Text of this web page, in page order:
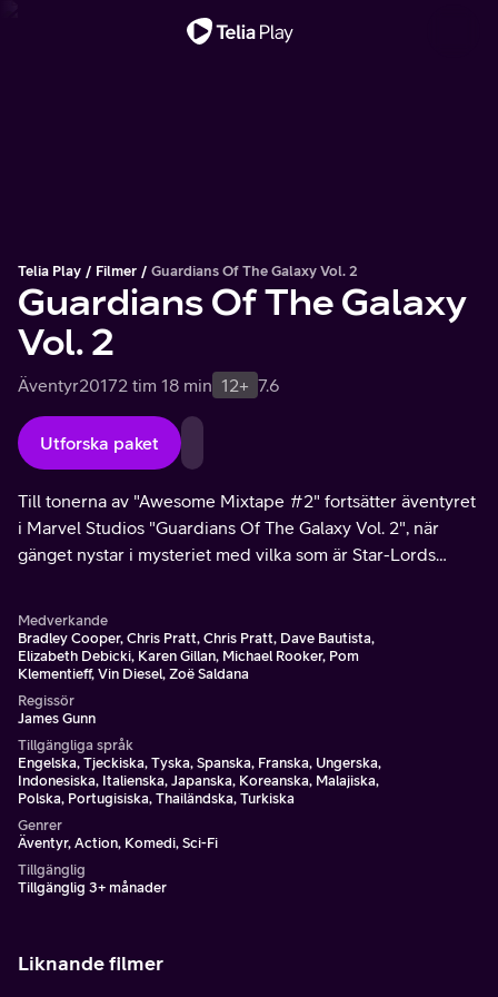
Telia Play Filmer Guardians Of The Galaxy Vol. 2
Guardians Of The Galaxy
Vol. 2
Äventyr20172 tim 18 min 12+ 7.6
Utforska paket
Till tonerna av "Awesome Mixtape #2" fortsätter äventyret
i Marvel Studios "Guardians Of The Galaxy Vol. 2", när
gänget nystar i mysteriet med vilka som är Star-Lords
Medverkande
Bradley Cooper, Chris Pratt, Chris Pratt, Dave Bautista,
Elizabeth Debicki, Karen Gillan, Michael Rooker, Pom
Klementieff, Vin Diesel, Zoë Saldana
Regissör
James Gunn
Tillgängliga språk
Engelska, Tjeckiska, Tyska, Spanska, Franska, Ungerska,
Indonesiska, Italienska, Japanska, Koreanska, Malajiska,
Polska, Portugisiska, Thailändska, Turkiska
Genrer
Äventyr, Action, Komedi, Sci-Fi
Tillgänglig
Tillgänglig 3+ månader
Liknande filmer